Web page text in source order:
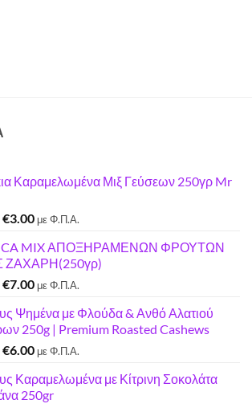
Καραμελωμένα Μιξ Γεύσεων 250γρ Mr
Original
was:
€3.50.
€3.00Η
τιμή
είναι:
€3.00.
με Φ.Π.Α.
MIX ΑΠΟΞΗΡΑΜΕΝΩΝ ΦΡΟΥΤΩΝ
ΖΑΧΑΡΗ(250γρ)
Original
was:
€7.22.
€7.00Η
τιμή
είναι:
€7.00.
με Φ.Π.Α.
Ψημένα με Φλούδα & Ανθό Αλατιού
250g | Premium Roasted Cashews
Original
was:
€6.10.
€6.00Η
τιμή
είναι:
με Φ.Π.Α.
Καραμελωμένα με Κίτρινη Σοκολάτα
250gr